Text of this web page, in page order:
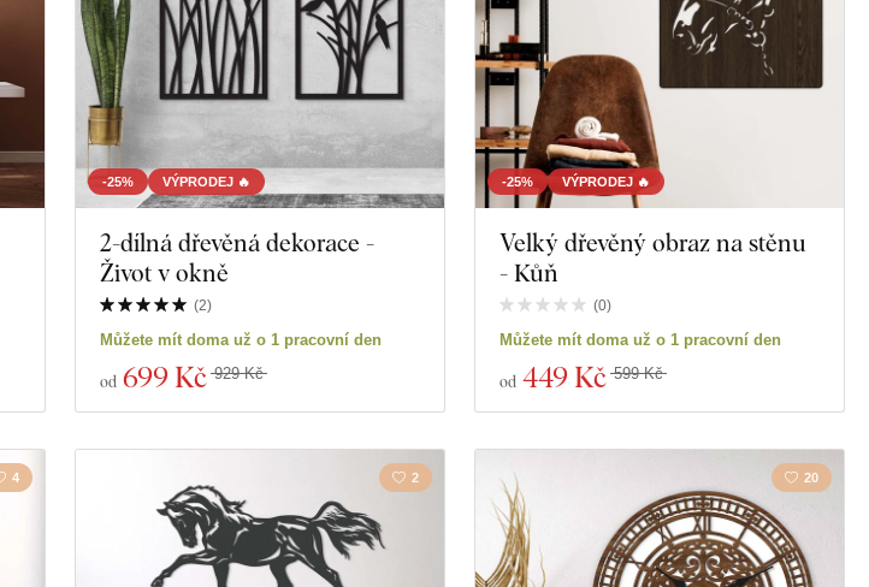
-25% VÝPRODEJ 🔥
2-dílná dřevěná dekorace -
Život v okně
(2)
Můžete mít doma už o 1 pracovní den
od 699 Kč 929 Kč
-25% VÝPRODEJ 🔥
Velký dřevěný obraz na stěnu
- Kůň
(0)
Můžete mít doma už o 1 pracovní den
od 449 Kč 599 Kč
4 2 20